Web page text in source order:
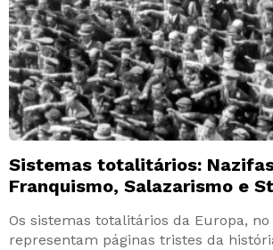
Sistemas totalitários:
Franquismo, Salazarismo e
Os sistemas totalitários da Europa,
representam páginas tristes da